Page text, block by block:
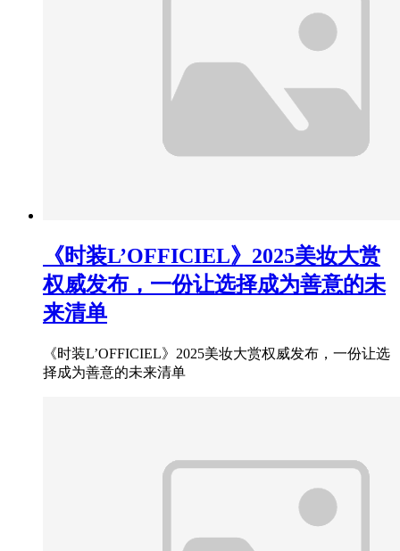
《时装L’OFFICIEL》2025美妆大赏
权威发布，一份让选择成为善意的未
来清单
《时装L’OFFICIEL》2025美妆大赏权威发布，一份让选
择成为善意的未来清单